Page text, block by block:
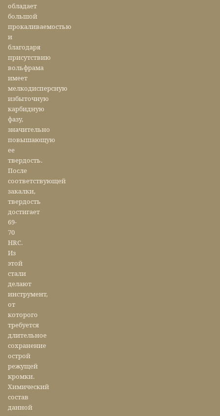
обладает
большой
прокаливаемостью
и
благодаря
присутствию
вольфрама
имеет
мелкодисперсную
избыточную
карбидную
фазу,
значительно
повышающую
ее
твердость.
После
соответствующей
закалки,
твердость
достигает
69-
70
HRC.
Из
этой
стали
делают
инструмент,
от
которого
требуется
длительное
сохранение
острой
режущей
кромки.
Химический
состав
данной